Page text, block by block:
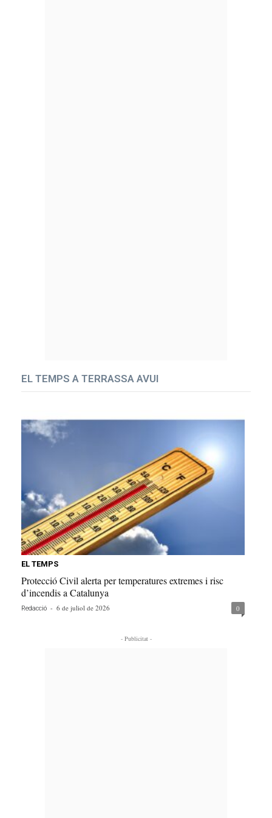
EL TEMPS A TERRASSA AVUI
EL TEMPS
Protecció Civil alerta per temperatures extremes i risc
d’incendis a Catalunya
Redacció - 6 de juliol de 2026 0
- Publicitat -